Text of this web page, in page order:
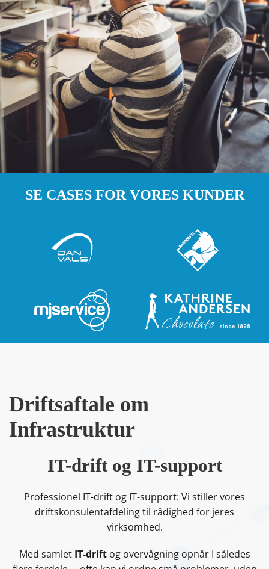
SE CASES FOR VORES KUNDER
Driftsaftale om
Infrastruktur
IT-drift og IT-support
Professionel IT-drift og IT-support: Vi stiller vores
driftskonsulentafdeling til rådighed for jeres
virksomhed.
Med samlet IT-driftog overvågning opnår I således